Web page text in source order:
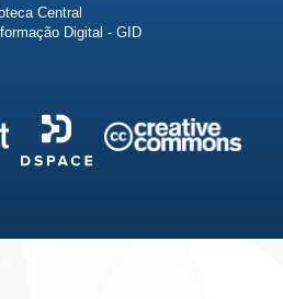
Central
Digital - GID